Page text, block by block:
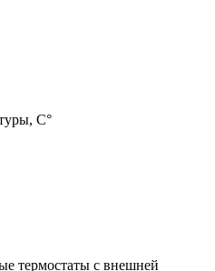
С°
термостаты с внешней